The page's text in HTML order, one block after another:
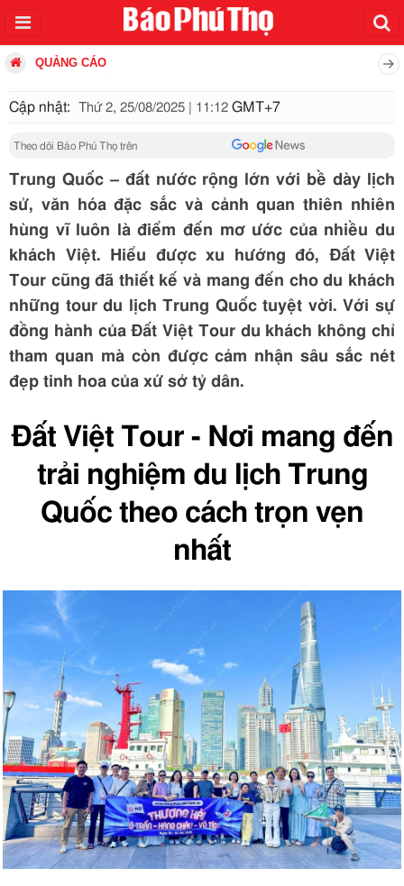
QUẢNG CÁO
Cập nhật: Thứ 2, 25/08/2025 | 11:12 GMT+7
Theo dõi Báo Phú Thọ trên
Trung Quốc – đất nước rộng lớn với bề dày lịch
sử, văn hóa đặc sắc và cảnh quan thiên nhiên
hùng vĩ luôn là điểm đến mơ ước của nhiều du
khách Việt. Hiểu được xu hướng đó, Đất Việt
Tour cũng đã thiết kế và mang đến cho du khách
những tour du lịch Trung Quốc tuyệt vời. Với sự
đồng hành của Đất Việt Tour du khách không chỉ
tham quan mà còn được cảm nhận sâu sắc nét
đẹp tinh hoa của xứ sở tỷ dân.
Đất Việt Tour - Nơi mang đến
trải nghiệm du lịch Trung
Quốc theo cách trọn vẹn
nhất